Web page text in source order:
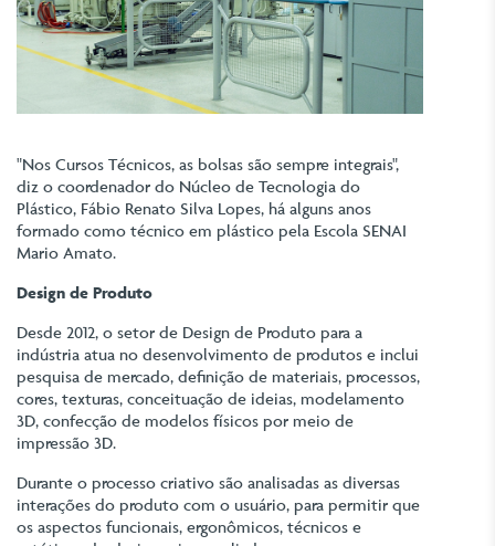
"Nos Cursos Técnicos, as bolsas são sempre integrais",
diz o coordenador do Núcleo de Tecnologia do
Plástico, Fábio Renato Silva Lopes, há alguns anos
formado como técnico em plástico pela Escola SENAI
Mario Amato.
Design de Produto
Desde 2012, o setor de Design de Produto para a
indústria atua no desenvolvimento de produtos e inclui
pesquisa de mercado, definição de materiais, processos,
cores, texturas, conceituação de ideias, modelamento
3D, confecção de modelos físicos por meio de
impressão 3D.
Durante o processo criativo são analisadas as diversas
interações do produto com o usuário, para permitir que
os aspectos funcionais, ergonômicos, técnicos e